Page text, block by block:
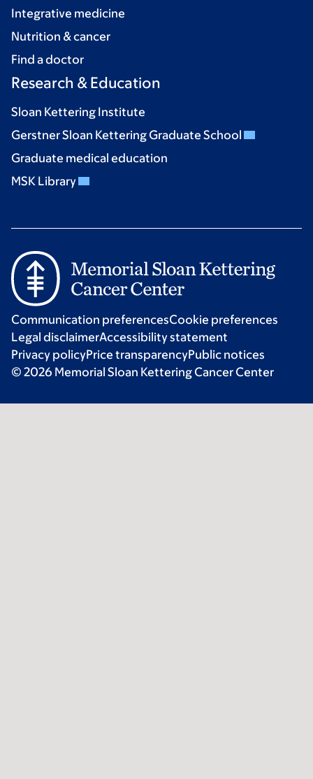
Integrative medicine
Nutrition & cancer
Find a doctor
Research & Education
Sloan Kettering Institute
Gerstner Sloan Kettering Graduate School
Graduate medical education
MSK Library
Communication preferencesCookie preferences
Legal disclaimerAccessibility statement
Privacy policyPrice transparencyPublic notices
© 2026 Memorial Sloan Kettering Cancer Center